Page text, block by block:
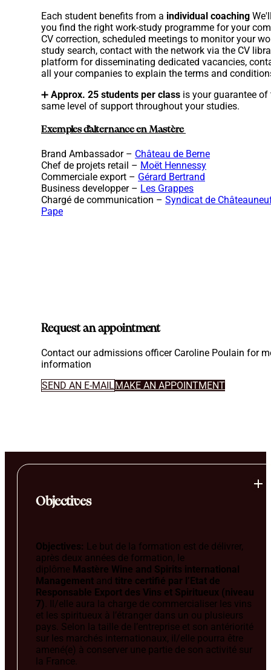
Each student benefits from a individual coaching
you find the right work-study programme for your
CV correction, scheduled meetings to monitor your
study search, contact with the network via the CV
platform for disseminating dedicated vacancies,
all your companies to explain the terms and
➕ Approx. 25 students per class is your guarantee of
same level of support throughout your studies.
Exemples d’alternance en Mastère
Brand Ambassador – Château de Berne
Chef de projets retail – Moët Hennessy
Commerciale export – Gérard Bertrand
Business developper – Les Grappes
Chargé de communication – Syndicat de
Pape
Request an appointment
Contact our admissions officer Caroline Poulain for
information
SEND AN E-MAILMAKE AN APPOINTMENT
Objectives
Objectives: Le but de la formation est de délivrer,
après deux années de formation, le
diplôme Mastère Wine and Spirits international
Management and titre certifié par l’Etat de
Responsable Export des Vins et Spiritueux (niveau
7). Il/elle aura la charge de commercialiser les vins
et les spiritueux à l’étranger dans un ou plusieurs
pays. Selon la taille de l’entreprise et son antériorité
sur les marchés internationaux, il/elle pourra être
amené(e) à conserver une partie de son activité sur
la France.